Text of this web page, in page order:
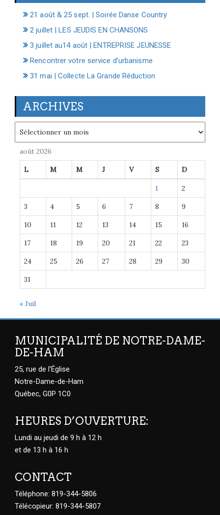
21 août & 25 sept. | Soirée Danse Country
2 juillet | LES JEUDIS EN CHANSONS
3 juillet au14 août | ENTREPRISE JEUNESSE
Rencontrer votre service d’urbanisme
31 mai | Collecte La Grande Réduction
ARCHIVES
août 2026
L M M J V S D
1 2
3 4 5 6 7 8 9
10 11 12 13 14 15 16
17 18 19 20 21 22 23
24 25 26 27 28 29 30
31
« Juil
MUNICIPALITÉ DE NOTRE-DAME-
DE-HAM
25, rue de l'Église
Notre-Dame-de-Ham
Québec, G0P 1C0
HEURES D’OUVERTURE:
Lundi au jeudi de 9 h à 12 h
et de 13 h à 16 h
CONTACT
Téléphone: 819-344-5806
Télécopieur: 819-344-5807